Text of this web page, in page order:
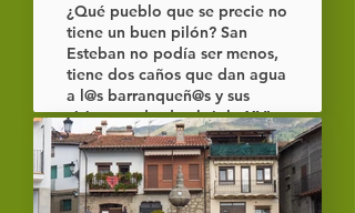
¿Qué pueblo que se precie no
tiene un buen pilón? San
Esteban no podía ser menos,
tiene dos caños que dan agua
a l@s barranqueñ@s y sus
visitantes desde el siglo XVI.
Además, como suele ocurrir
en los pueblos es un punto de
quedada para los que viven
aquí.